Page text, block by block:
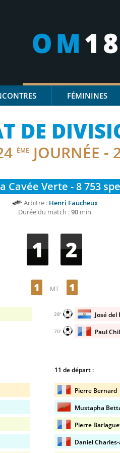
FÉMININES
DE
ÈME JOURNÉE -
Cavée Verte - 8 753
Arbitre : Henri Faucheux
Durée du match :90min
1 - 2
1 MT 1
José del
28'
Paul
70'
11 de départ :
Pierre Bernard
Mustapha
Pierre
Daniel